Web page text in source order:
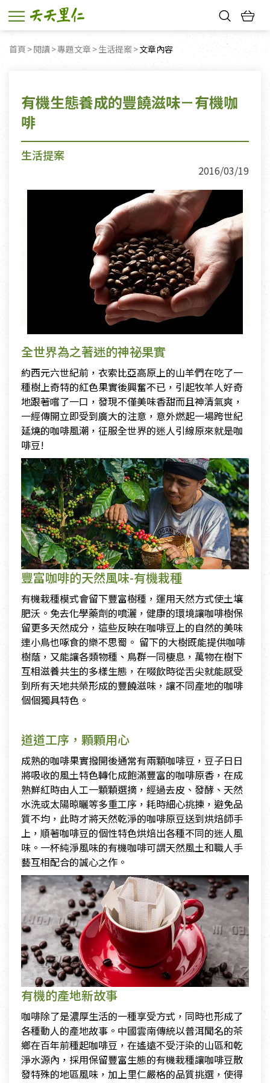
首頁 閱讀 專題文章 生活提案 目前頁面：
文章內容
有機生態養成的豐饒滋味－有機咖
啡
生活提案
2016/03/19
全世界為之著迷的神祕果實
約西元六世紀前，衣索比亞高原上的山羊們在吃了一
種樹上奇特的紅色果實後興奮不已，引起牧羊人好奇
地跟著嚐了一口，發現不僅美味香甜而且神清氣爽，
一經傳開立即受到廣大的注意，意外燃起一場跨世紀
延燒的咖啡風潮，征服全世界的迷人引線原來就是咖
啡豆!
豐富咖啡的天然風味-有機栽種
有機栽種模式會留下豐富樹種，運用天然方式使土壤
肥沃。免去化學藥劑的噴灑，健康的環境讓咖啡樹保
留更多天然成分，這些反映在咖啡豆上的自然的美味
連小鳥也啄食的樂不思蜀。 留下的大樹既能提供咖啡
樹蔭，又能讓各類物種、鳥群一同棲息，萬物在樹下
互相滋養共生的多樣生態，在啜飲時從舌尖就能感受
到所有天地共榮形成的豐饒滋味，讓不同產地的咖啡
個個獨具特色。
道道工序，顆顆用心
成熟的咖啡果實撥開後通常有兩顆咖啡豆，豆子日日
將吸收的風土特色轉化成飽滿豐富的咖啡原香，在成
熟鮮紅時由人工一顆顆選摘，經過去皮、發酵、天然
水洗或太陽晾曬等多重工序，耗時細心挑揀，避免品
質不均，此時才將天然乾淨的咖啡原豆送到烘焙師手
上，順著咖啡豆的個性特色烘焙出各種不同的迷人風
味。一杯純淨風味的有機咖啡可謂天然風土和職人手
藝互相配合的誠心之作。
有機的產地新故事
咖啡除了是濃厚生活的一種享受方式，同時也形成了
各種動人的產地故事。中國雲南傳統以普洱聞名的茶
鄉在百年前種起咖啡豆，在遙遠不受汙染的山區和乾
淨水源內，採用保留豐富生態的有機栽種讓咖啡豆散
發特殊的地區風味，加上里仁嚴格的品質挑選，使得